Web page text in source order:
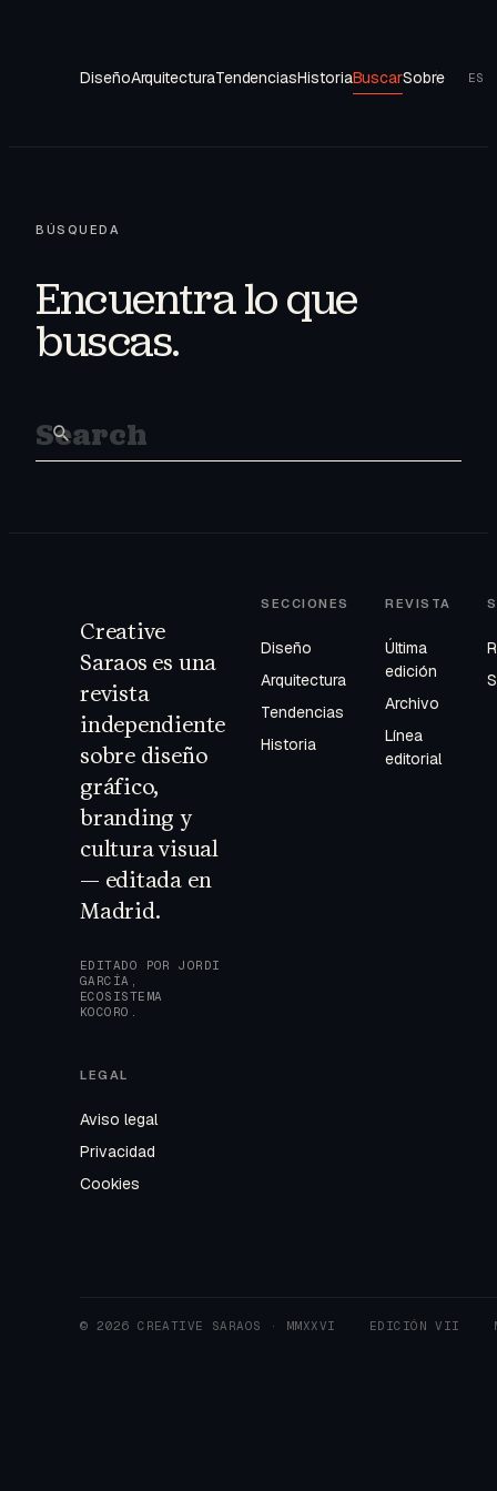
DiseñoArquitecturaTendenciasHistoriaBuscarSobre ES
BÚSQUEDA
Encuentra lo que
buscas.
Creative
Saraos es una
revista
independiente
sobre diseño
gráfico,
branding y
cultura visual
— editada en
Madrid.
EDITADO POR JORDI
GARCÍA,
ECOSISTEMA
KOCORO.
SECCIONES
Diseño
Arquitectura
Tendencias
Historia
REVISTA
Última
edición
Archivo
Línea
editorial
LEGAL
Aviso legal
Privacidad
Cookies
© 2026 CREATIVE SARAOS · MMXXVI EDICIÓN VII